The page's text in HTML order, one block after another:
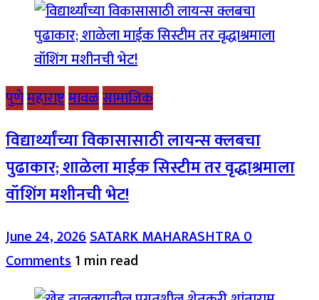
पुणेमहाराष्ट्रमावळसामाजिक
विद्यार्थ्यांच्या विकासासाठी लायन्स क्लबचा
पुढाकार; शाळेला माईक सिस्टीम तर वृद्धाश्रमाला
वॉशिंग मशीनची भेट!
June 24, 2026SATARK MAHARASHTRA0
Comments1 min read